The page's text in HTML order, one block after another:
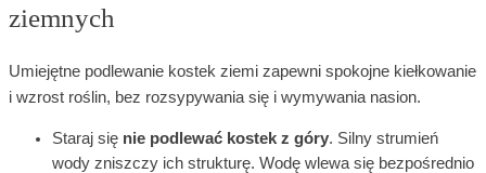
ziemnych
Umiejętne podlewanie kostek ziemi zapewni spokojne kiełkowanie
i wzrost roślin, bez rozsypywania się i wymywania nasion.
Staraj się nie podlewać kostek z góry. Silny strumień
wody zniszczy ich strukturę. Wodę wlewa się bezpośrednio